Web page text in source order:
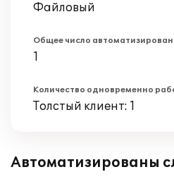
Файловый
Общее число
1
Количество одновременно
Толстый клиент: 1
Автоматизированы